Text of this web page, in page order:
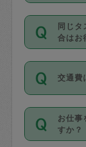
お、3
いま
タス
があ
値、
がっ
お支
を行
ル登
丈夫
デビ
同じタ
合はお
依頼
隔週
ポッ
す。
定期
りに
交通費
交通
料金
ます
お仕事
すか？